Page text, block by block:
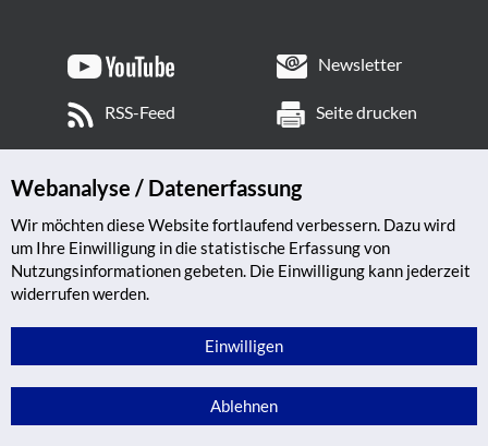
Newsletter
RSS-Feed Seite drucken
Webanalyse / Datenerfassung
Wir möchten diese Website fortlaufend verbessern. Dazu wird
um Ihre Einwilligung in die statistische Erfassung von
Nutzungsinformationen gebeten. Die Einwilligung kann jederzeit
widerrufen werden.
Einwilligen
Ablehnen